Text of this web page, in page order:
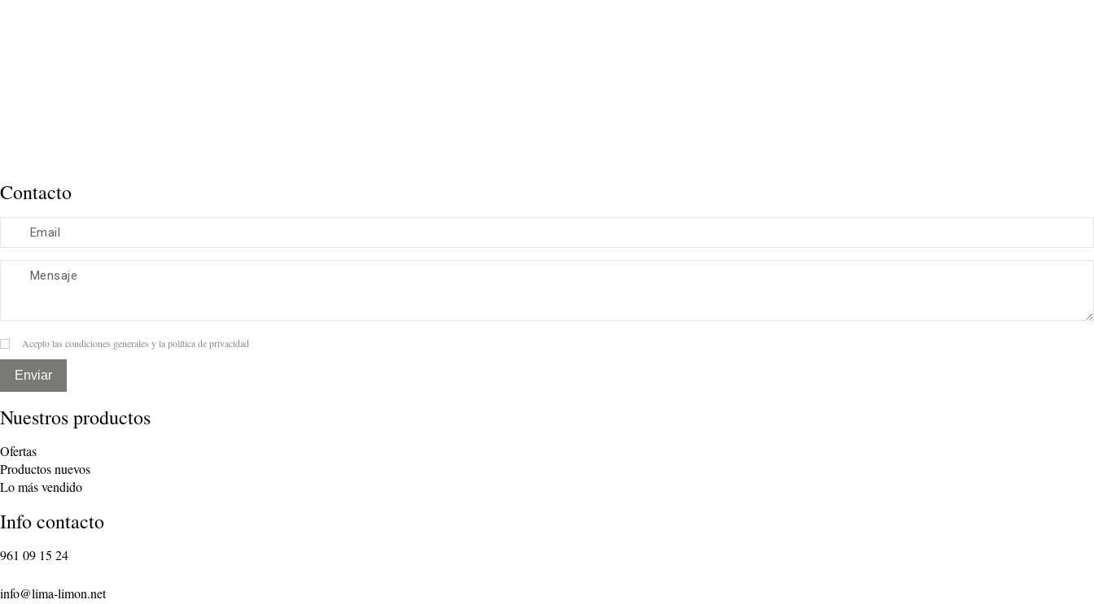
Contacto
Acepto las condiciones generales y la política de privacidad
Enviar
Nuestros productos
Ofertas
Productos nuevos
Lo más vendido
Info contacto
961 09 15 24
info@lima-limon.net